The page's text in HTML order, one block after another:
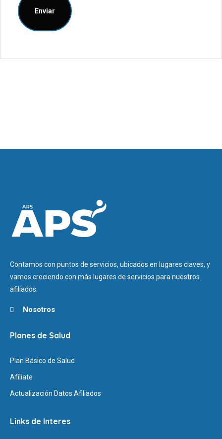
Contamos con puntos de servicios, ubicados en lugares claves, y
vamos creciendo con más lugares de servicios para nuestros
afiliados.
Nosotros
Planes de Salud
Plan Básico de Salud
Afíliate
Actualización Datos Afiliados
Links de Interes